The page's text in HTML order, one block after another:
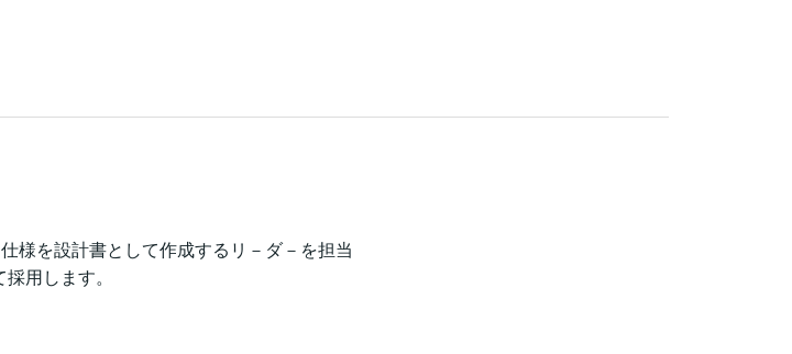
様を設計書として作成するリ－ダ－を担当
用します。